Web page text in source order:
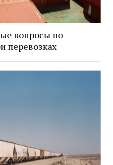
вопросы по
перевозках